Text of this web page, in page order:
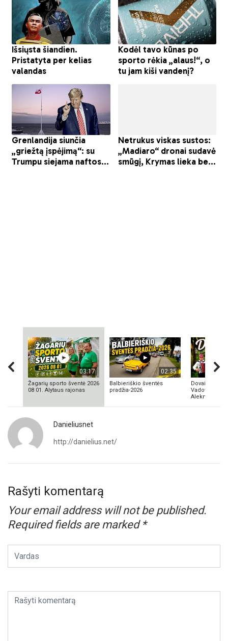
03:17
Žagarių sporto šventė 2026
08 01. Alytaus rajonas
02:35
Balbieriškio šventės
pradžia-2026
Dovainonių
Vadovas
Aleknavičius
Danieliusnet
http://danielius.net/
Rašyti komentarą
Your email address will not be published.
Required fields are marked *